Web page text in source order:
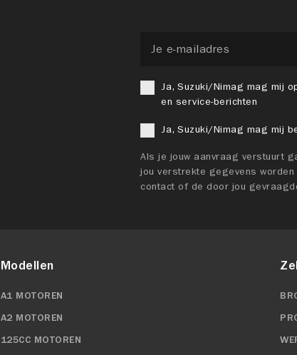
Ja, Suzuki/Nimag mag mij
en service-berichten
Ja, Suzuki/Nimag mag mij
Als je jouw aanvraag verstuurt
jou verstrekte gegevens
contact of de door jou
Modellen
A1 MOTOREN
A2 MOTOREN
125CC MOTOREN